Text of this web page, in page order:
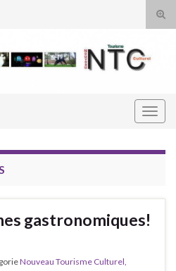
gastronomiques!
Nouveau Tourisme Culturel,